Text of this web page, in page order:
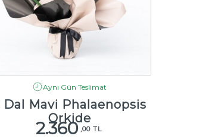
Aynı Gün Teslimat
Dal Mavi Phalaenopsis
Orkide
2.360 ,00 TL